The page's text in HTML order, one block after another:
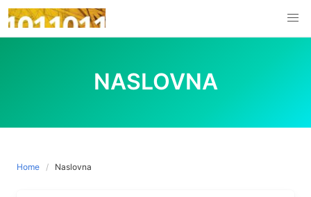
Skip
to
content
NASLOVNA
Home Naslovna